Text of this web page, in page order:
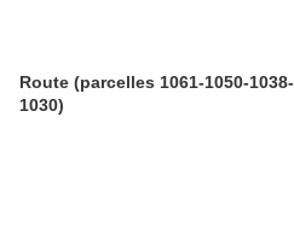
Route (parcelles 1061-1050-1038-
1030)